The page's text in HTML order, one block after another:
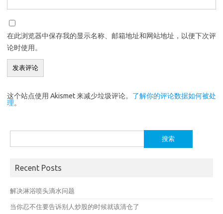
在此浏览器中保存我的显示名称、邮箱地址和网站地址，以便下次评
论时使用。
这个站点使用 Akismet 来减少垃圾评论。 了解你的评论数据如何被处
理。
索：
Recent Posts
解决淋浴喷头滴水问题
当你忍不住要告诉别人炒股的时候就该清仓了